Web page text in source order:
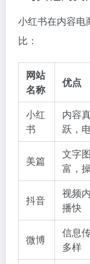
小红书在内容电
比：
网站
名称
优点
小红
书
内容
跃，
美篇
文字
富，
抖音
视频
播快
微博
信息
多样